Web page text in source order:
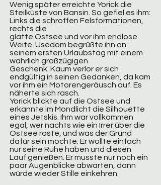
Wenig später erreichte Yorick die
Steilküste von Bansin. So gefiel es ihm:
Links die schroffen Felsformationen,
rechts die
glatte Ostsee und vor ihm endlose
Weite. Usedom begrüßte ihn an
seinem ersten Urlaubstag mit einem
wahrlich großzügigen
Geschenk. Kaum verlor er sich
endgültig in seinen Gedanken, da kam
vor ihm ein Motorengeräusch auf. Es
näherte sich rasch.
Yorick blickte auf die Ostsee und
erkannte im Mondlicht die Silhouette
eines Jetskis. Ihm war vollkommen
egal, wer nachts wie ein Irrer über die
Ostsee raste, und was der Grund
dafür sein mochte. Er wollte einfach
nur seine Ruhe haben und diesen
Lauf genießen. Er musste nur noch ein
paar Augenblicke abwarten, dann
würde wieder Stille einkehren.